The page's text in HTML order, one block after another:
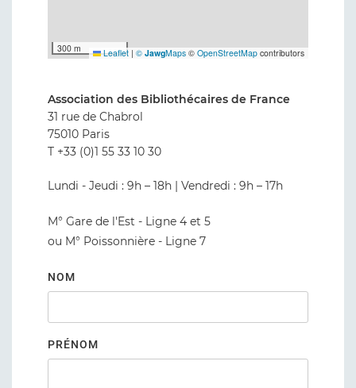
300 m Leaflet | © JawgMaps © OpenStreetMap contributors
Association des Bibliothécaires de France
31 rue de Chabrol
75010 Paris
T +33 (0)1 55 33 10 30
Lundi - Jeudi : 9h – 18h | Vendredi : 9h – 17h
M° Gare de l'Est - Ligne 4 et 5
ou M° Poissonnière - Ligne 7
NOM
PRÉNOM